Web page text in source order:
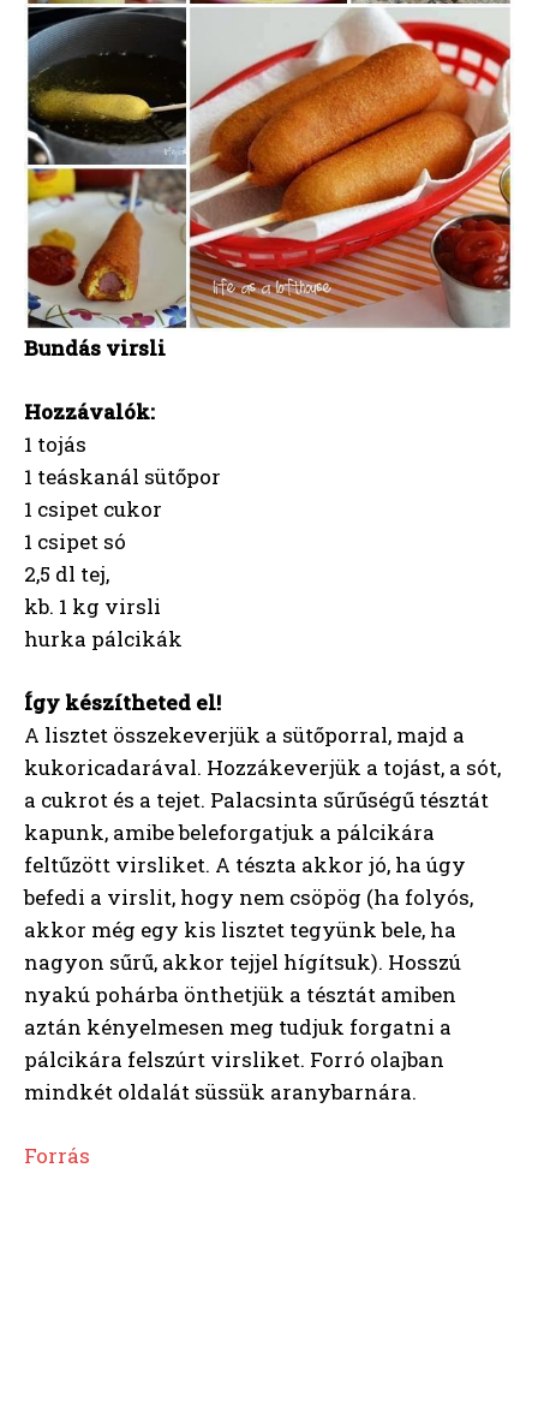
Bundás virsli
Hozzávalók:
1 tojás
1 teáskanál sütőpor
1 csipet cukor
1 csipet só
2,5 dl tej,
kb. 1 kg virsli
hurka pálcikák
Így készítheted el!
A lisztet összekeverjük a sütőporral, majd a
kukoricadarával. Hozzákeverjük a tojást, a sót,
a cukrot és a tejet. Palacsinta sűrűségű tésztát
kapunk, amibe beleforgatjuk a pálcikára
feltűzött virsliket. A tészta akkor jó, ha úgy
befedi a virslit, hogy nem csöpög (ha folyós,
akkor még egy kis lisztet tegyünk bele, ha
nagyon sűrű, akkor tejjel hígítsuk). Hosszú
nyakú pohárba önthetjük a tésztát amiben
aztán kényelmesen meg tudjuk forgatni a
pálcikára felszúrt virsliket. Forró olajban
mindkét oldalát süssük aranybarnára.
Forrás